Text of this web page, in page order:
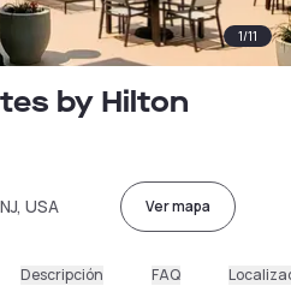
1/11
by Hilton
USA Ver mapa
Descripción FAQ